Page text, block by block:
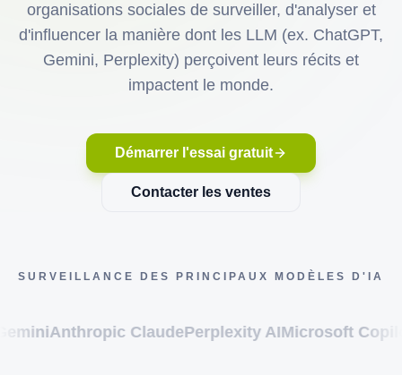
organisations sociales de surveiller, d'analyser et
d'influencer la manière dont les LLM (ex. ChatGPT,
Gemini, Perplexity) perçoivent leurs récits et
impactent le monde.
Démarrer l'essai gratuit
Contacter les ventes
SURVEILLANCE DES PRINCIPAUX MODÈLES D'IA
ClaudePerplexity AIMicrosoft CopilotxAI